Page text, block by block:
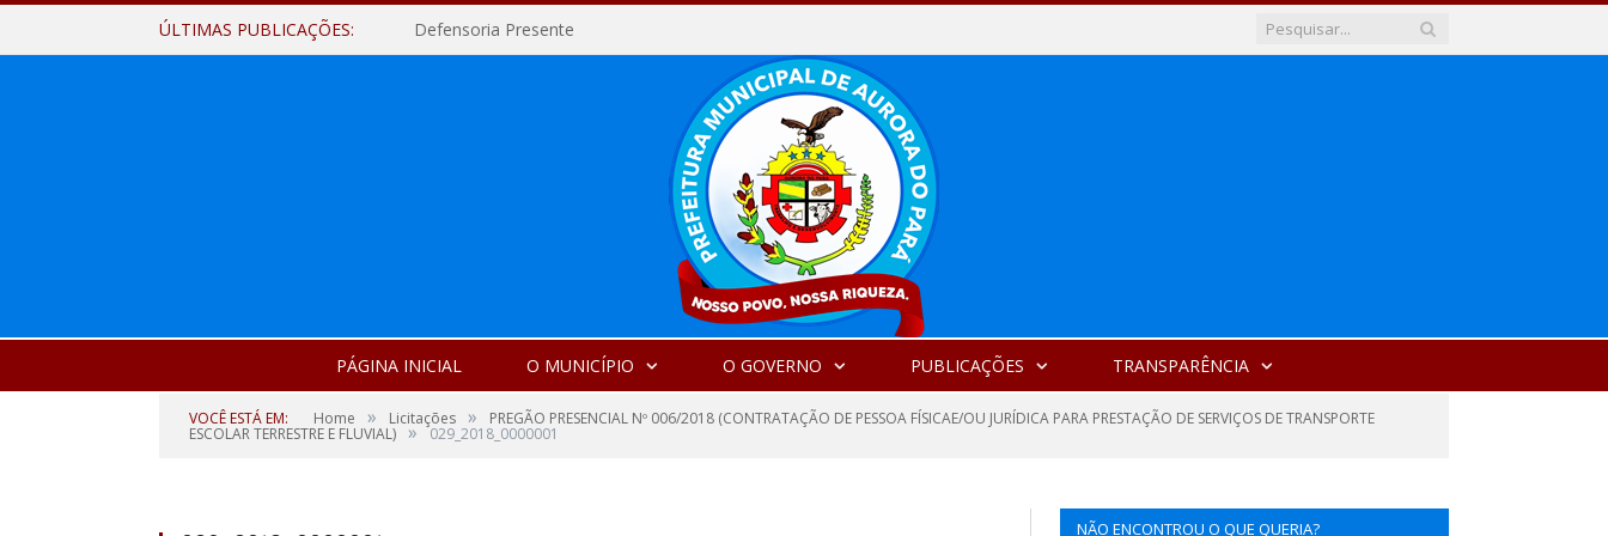
ÚLTIMAS PUBLICAÇÕES: Defensoria Presente
PÁGINA INICIAL O MUNICÍPIO O GOVERNO PUBLICAÇÕES TRANSPARÊNCIA
VOCÊ ESTÁ EM: Home » Licitações » PREGÃO PRESENCIAL Nº 006/2018 (CONTRATAÇÃO DE PESSOA FÍSICAE/OU JURÍDICA PARA PRESTAÇÃO DE SERVIÇOS DE TRANSPORTE
ESCOLAR TERRESTRE E FLUVIAL) » 029_2018_0000001
NÃO ENCONTROU O QUE QUERIA?